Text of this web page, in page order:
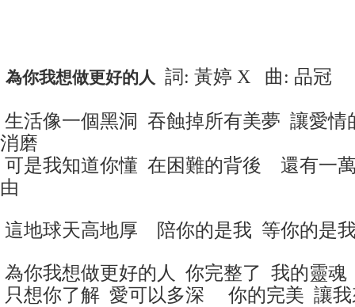
為你我想做更好的人 詞: 黃婷 X 曲: 品冠
生活像一個黑洞 吞蝕掉所有美夢 讓愛情
消磨
可是我知道你懂 在困難的背後 還有一
由
這地球天高地厚 陪你的是我 等你的是
為你我想做更好的人 你完整了 我的靈魂
只想你了解 愛可以多深 你的完美 讓